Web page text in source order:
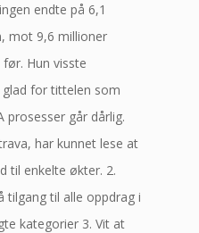
endte på 6,1
mot 9,6 millioner
Hun visste
glad for tittelen som
prosesser går dårlig.
har kunnet lese at
til enkelte økter. 2.
tilgang til alle oppdrag i
kategorier 3. Vit at